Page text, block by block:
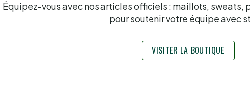
Équipez-vous avec nos articles officiels : maillots, sweats,
pour soutenir votre équipe avec
VISITER LA BOUTIQUE